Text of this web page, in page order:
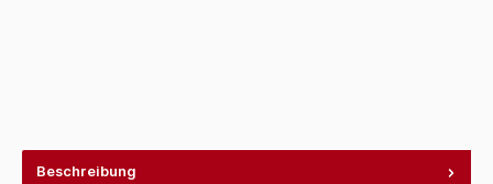
Beschreibung